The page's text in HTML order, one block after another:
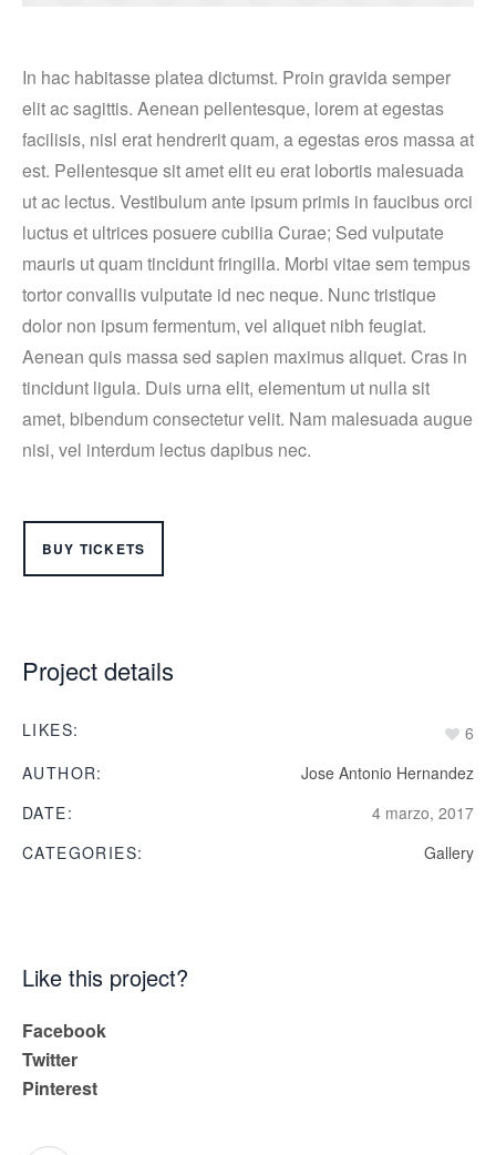
Project details
LIKES:
6
AUTHOR:
Jose Antonio Hernandez
DATE:
4 marzo, 2017
CATEGORIES:
Gallery
In hac habitasse platea dictumst. Proin gravida semper
elit ac sagittis. Aenean pellentesque, lorem at egestas
facilisis, nisl erat hendrerit quam, a egestas eros massa at
est. Pellentesque sit amet elit eu erat lobortis malesuada
ut ac lectus. Vestibulum ante ipsum primis in faucibus orci
luctus et ultrices posuere cubilia Curae; Sed vulputate
mauris ut quam tincidunt fringilla. Morbi vitae sem tempus
tortor convallis vulputate id nec neque. Nunc tristique
dolor non ipsum fermentum, vel aliquet nibh feugiat.
Aenean quis massa sed sapien maximus aliquet. Cras in
tincidunt ligula. Duis urna elit, elementum ut nulla sit
amet, bibendum consectetur velit. Nam malesuada augue
nisi, vel interdum lectus dapibus nec.
BUY TICKETS
Like this project?
Facebook
Twitter
Pinterest